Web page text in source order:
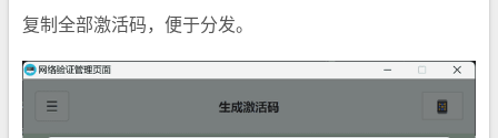
复制全部激活码，便于分发。